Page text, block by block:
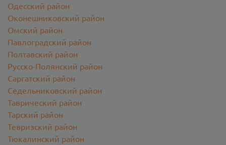
Одесский район
Оконешниковский район
Омский район
Павлоградский район
Полтавский район
Русско-Полянский район
Саргатский район
Седельниковский район
Таврический район
Тарский район
Тевризский район
Тюкалинский район